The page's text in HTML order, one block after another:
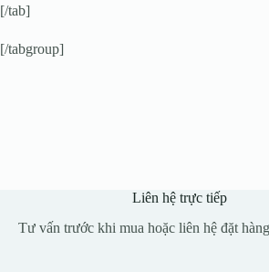
[/tab]
[/tabgroup]
Liên hệ trực tiếp
Tư vấn trước khi mua hoặc liên hệ đặt